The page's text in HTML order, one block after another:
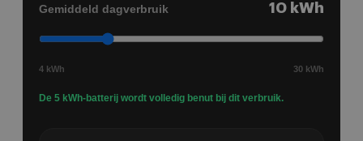
Gemiddeld dagverbruik 10 kWh
4 kWh 30 kWh
De 5 kWh-batterij wordt volledig benut bij dit verbruik.